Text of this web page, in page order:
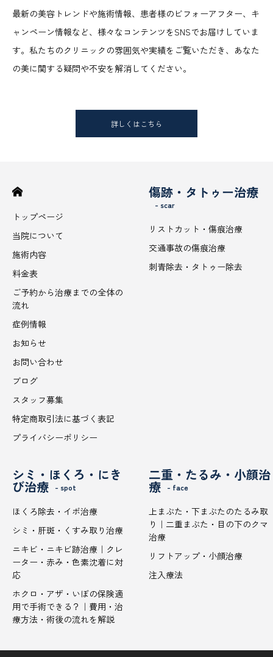
最新の美容トレンドや施術情報、患者様のビフォーアフター、キ
ャンペーン情報など、様々なコンテンツをSNSでお届けしていま
す。私たちのクリニックの雰囲気や実績をご覧いただき、あなた
の美に関する疑問や不安を解消してください。
詳しくはこちら
トップページ
当院について
施術内容
料金表
ご予約から治療までの全体の
流れ
症例情報
お知らせ
お問い合わせ
ブログ
スタッフ募集
特定商取引法に基づく表記
プライバシーポリシー
傷跡・タトゥー治療
- scar
リストカット・傷痕治療
交通事故の傷痕治療
刺青除去・タトゥー除去
シミ・ほくろ・にき
び治療 - spot
ほくろ除去・イボ治療
シミ・肝斑・くすみ取り治療
ニキビ・ニキビ跡治療｜クレ
ーター・赤み・色素沈着に対
応
ホクロ・アザ・いぼの保険適
用で手術できる？｜費用・治
療方法・術後の流れを解説
二重・たるみ・小顔治
療 - face
上まぶた・下まぶたのたるみ取
り｜二重まぶた・目の下のクマ
治療
リフトアップ・小顔治療
注入療法